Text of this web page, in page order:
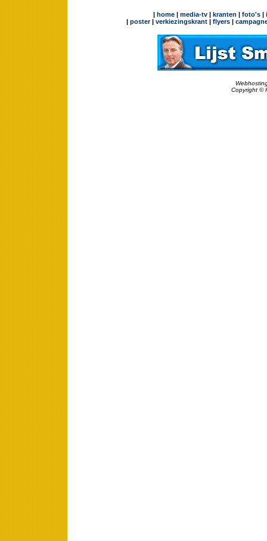
| home | media-tv | kranten | foto's |
| poster| verkiezingskrant | flyers |
Copyright ©